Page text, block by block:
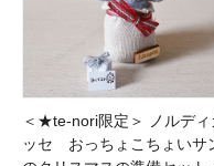
＜★te-nori限定＞ ノルディ
ッセ おっちょこちょいサ